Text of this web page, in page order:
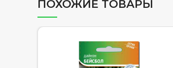
ПОХОЖИЕ ТОВАРЫ